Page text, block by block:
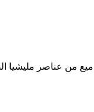
من عناصر